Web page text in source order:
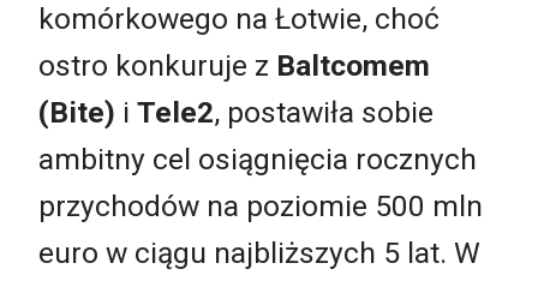
komórkowego na Łotwie, choć
ostro konkuruje z Baltcomem
(Bite) i Tele2, postawiła sobie
ambitny cel osiągnięcia rocznych
przychodów na poziomie 500 mln
euro w ciągu najbliższych 5 lat. W